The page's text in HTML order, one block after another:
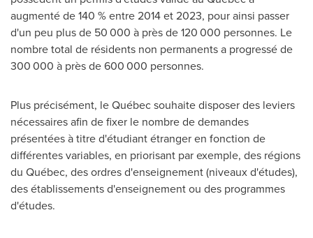
augmenté de 140 % entre2014 et2023, pour ainsi passer
d'un peu plus de 50 000 à près de 120 000 personnes. Le
nombre total de résidents non permanents a progressé de
300 000 à près de 600 000 personnes.
Plus précisément, le Québec souhaite disposer des leviers
nécessaires afin de fixer le nombre de demandes
présentées à titre d'étudiant étranger en fonction de
différentes variables, en priorisant par exemple, des régions
du Québec, des ordres d'enseignement (niveaux d'études),
des établissements d'enseignement ou des programmes
d'études.